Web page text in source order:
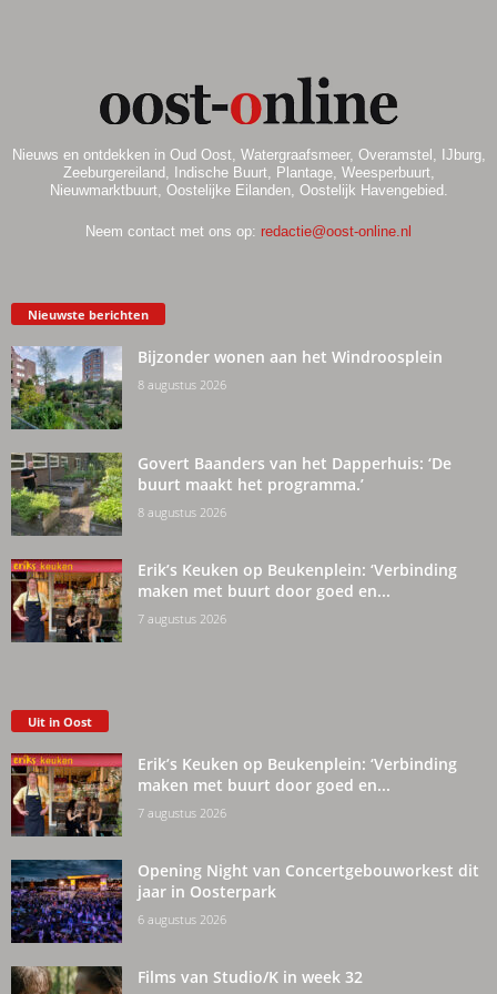
Nieuws en ontdekken in Oud Oost, Watergraafsmeer, Overamstel, IJburg,
Zeeburgereiland, Indische Buurt, Plantage, Weesperbuurt,
Nieuwmarktbuurt, Oostelijke Eilanden, Oostelijk Havengebied.
Neem contact met ons op: redactie@oost-online.nl
Nieuwste berichten
Bijzonder wonen aan het Windroosplein
8 augustus 2026
Govert Baanders van het Dapperhuis: ‘De
buurt maakt het programma.’
8 augustus 2026
Erik’s Keuken op Beukenplein: ‘Verbinding
maken met buurt door goed en...
7 augustus 2026
Uit in Oost
Erik’s Keuken op Beukenplein: ‘Verbinding
maken met buurt door goed en...
7 augustus 2026
Opening Night van Concertgebouworkest dit
jaar in Oosterpark
6 augustus 2026
Films van Studio/K in week 32